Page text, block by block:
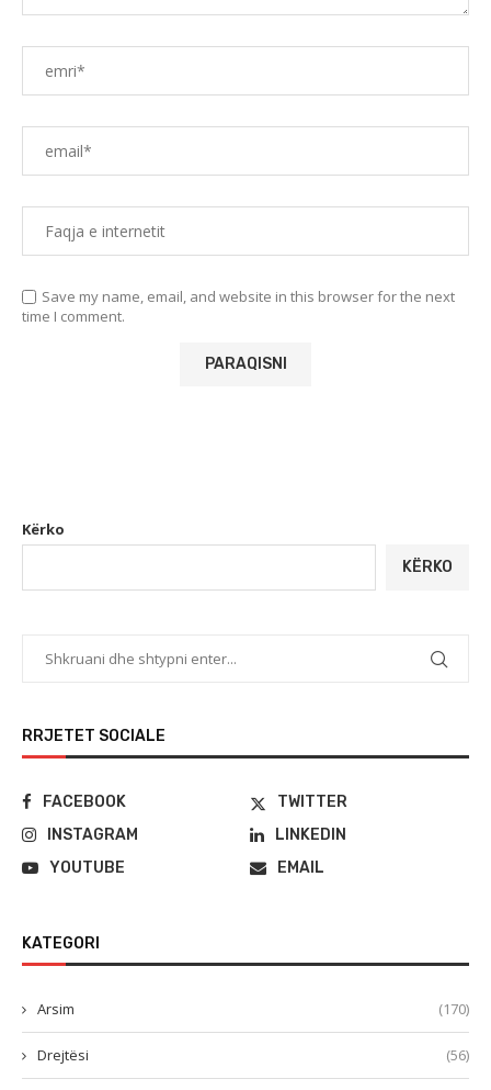
Save my name, email, and website in this browser for the next
time I comment.
Kërko
KËRKO
RRJETET SOCIALE
FACEBOOK
TWITTER
INSTAGRAM
LINKEDIN
YOUTUBE
EMAIL
KATEGORI
Arsim (170)
Drejtësi (56)